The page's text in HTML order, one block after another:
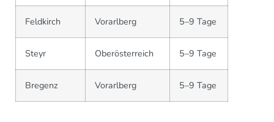
Feldkirch Vorarlberg 5–9 Tage
Steyr Oberösterreich 5–9 Tage
Bregenz Vorarlberg 5–9 Tage